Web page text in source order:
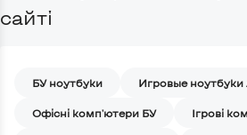
сайті
БУ ноутбуки Игровые ноутбуки
Офісні комп'ютери БУ Ігрові